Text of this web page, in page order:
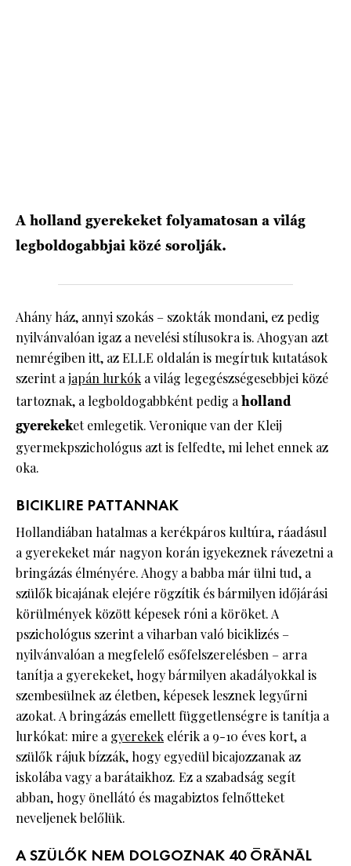
A holland gyerekeket folyamatosan a világ
legboldogabbjai közé sorolják.
Ahány ház, annyi szokás – szokták mondani, ez pedig
nyilvánvalóan igaz a nevelési stílusokra is. Ahogyan azt
nemrégiben itt, az ELLE oldalán is megírtuk kutatások
szerint ajapán lurkók a világ legegészségesebbjei közé
tartoznak, a legboldogabbként pedig aholland
gyerekeket emlegetik. Veronique van der Kleij
gyermekpszichológus azt is felfedte, mi lehet ennek az
oka.
BICIKLIRE PATTANNAK
Hollandiában hatalmas a kerékpáros kultúra, ráadásul
a gyerekeket már nagyon korán igyekeznek rávezetni a
bringázás élményére. Ahogy a babba már ülni tud, a
szülők bicajának elejére rögzítik és bármilyen időjárási
körülmények között képesek róni a köröket. A
pszichológus szerint a viharban való biciklizés –
nyilvánvalóan a megfelelő esőfelszerelésben – arra
tanítja a gyerekeket, hogy bármilyen akadályokkal is
szembesülnek az életben, képesek lesznek legyűrni
azokat. A bringázás emellett függetlenségre is tanítja a
lurkókat: mire agyerekek elérik a 9-10 éves kort, a
szülők rájuk bízzák, hogy egyedül bicajozzanak az
iskolába vagy a barátaikhoz. Ez a szabadság segít
abban, hogy önellátó és magabiztos felnőtteket
neveljenek belőlük.
A SZÜLŐK NEM DOLGOZNAK 40 ÓRÁNÁL